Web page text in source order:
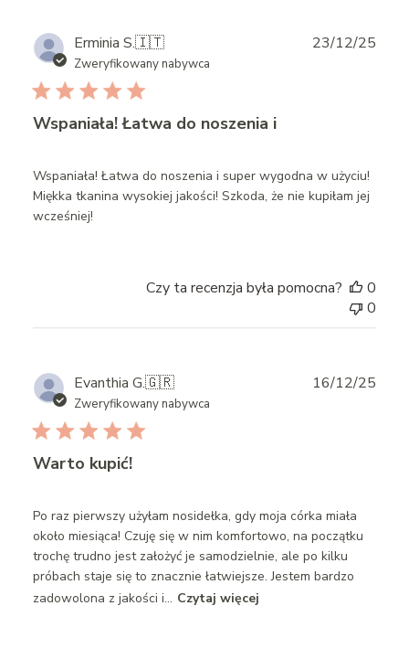
Erminia S.🇮🇹
Zweryfikowany nabywca
Wspaniała! Łatwa do noszenia i
Wspaniała! Łatwa do noszenia i super wygodna w użyciu!
Miękka tkanina wysokiej jakości! Szkoda, że nie kupiłam jej
wcześniej!
23/12/25
Czy ta recenzja była pomocna?
0
0
Evanthia G.🇬🇷
Zweryfikowany nabywca
Warto kupić!
Po raz pierwszy użyłam nosidełka, gdy moja córka miała
około miesiąca! Czuję się w nim komfortowo, na początku
trochę trudno jest założyć je samodzielnie, ale po kilku
próbach staje się to znacznie łatwiejsze. Jestem bardzo
zadowolona z jakości i... Czytaj więcej
16/12/25